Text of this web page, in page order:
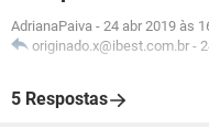
AdrianaPaiva - 24 abr 2019 às
originado.x@ibest.com.br -
5 Respostas